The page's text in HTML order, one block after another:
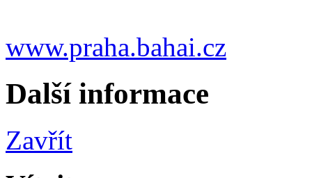
www.praha.bahai.cz
Další informace
Zavřít